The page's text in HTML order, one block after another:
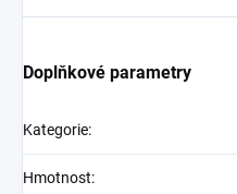
Doplňkové parametry
Kategorie:
Hmotnost: